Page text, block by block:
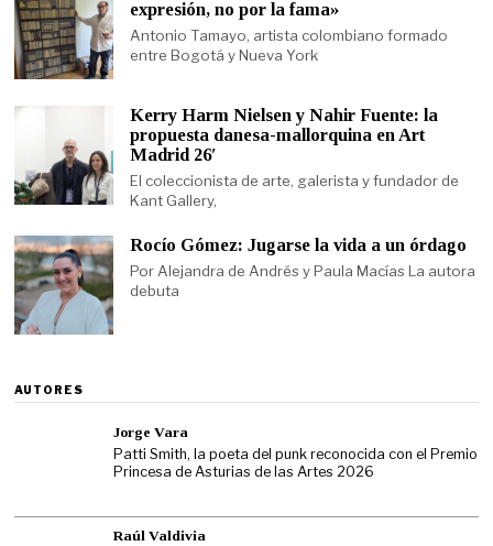
expresión, no por la fama»
Antonio Tamayo, artista colombiano formado
entre Bogotá y Nueva York
Kerry Harm Nielsen y Nahir Fuente: la
propuesta danesa-mallorquina en Art
Madrid 26′
El coleccionista de arte, galerista y fundador de
Kant Gallery,
Rocío Gómez: Jugarse la vida a un órdago
Por Alejandra de Andrés y Paula Macías La autora
debuta
AUTORES
Jorge Vara
Patti Smith, la poeta del punk reconocida con el Premio
Princesa de Asturias de las Artes 2026
Raúl Valdivia